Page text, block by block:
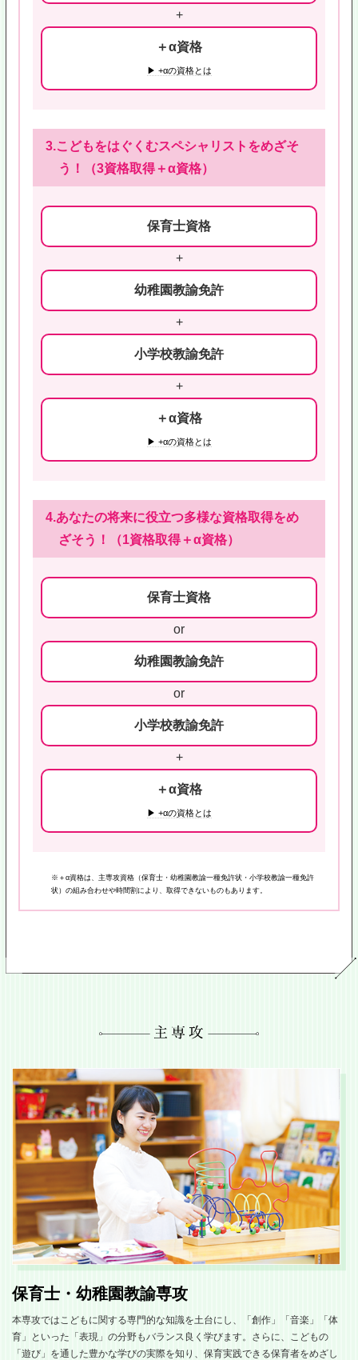
+
＋α資格
▶ +αの資格とは
3.こどもをはぐくむスペシャリストをめざそ
う！（3資格取得＋α資格）
保育士資格
+
幼稚園教諭免許
+
小学校教諭免許
+
＋α資格
▶ +αの資格とは
4.あなたの将来に役立つ多様な資格取得をめ
ざそう！（1資格取得＋α資格）
保育士資格
or
幼稚園教諭免許
or
小学校教諭免許
+
＋α資格
▶ +αの資格とは
※＋α資格は、主専攻資格（保育士・幼稚園教諭一種免許状・小学校教諭一種免許
状）の組み合わせや時間割により、取得できないものもあります。
保育士・幼稚園教諭専攻
本専攻ではこどもに関する専門的な知識を土台にし、「創作」「音楽」「体
育」といった「表現」の分野もバランス良く学びます。さらに、こどもの
「遊び」を通した豊かな学びの実際を知り、保育実践できる保育者をめざし